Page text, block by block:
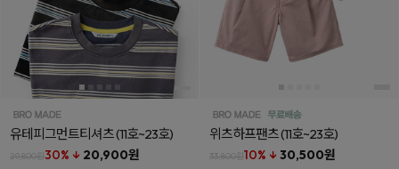
유테피그먼트티셔츠(11호~23호)
29,800원30% ↓ 20,900원
위츠하프팬츠(11호~23호)
33,800원10% ↓ 30,500원